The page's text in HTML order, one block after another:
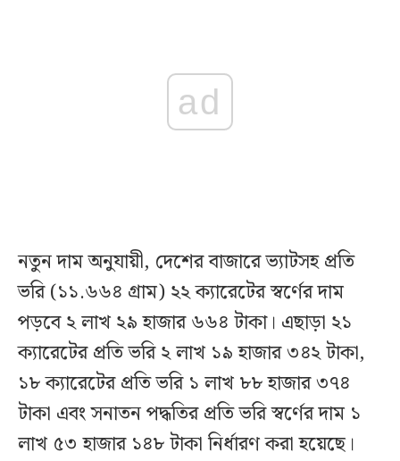
ad
নতুন দাম অনুযায়ী, দেশের বাজারে ভ্যাটসহ প্রতি
ভরি (১১.৬৬৪ গ্রাম) ২২ ক্যারেটের স্বর্ণের দাম
পড়বে ২ লাখ ২৯ হাজার ৬৬৪ টাকা। এছাড়া ২১
ক্যারেটের প্রতি ভরি ২ লাখ ১৯ হাজার ৩৪২ টাকা,
১৮ ক্যারেটের প্রতি ভরি ১ লাখ ৮৮ হাজার ৩৭৪
টাকা এবং সনাতন পদ্ধতির প্রতি ভরি স্বর্ণের দাম ১
লাখ ৫৩ হাজার ১৪৮ টাকা নির্ধারণ করা হয়েছে।